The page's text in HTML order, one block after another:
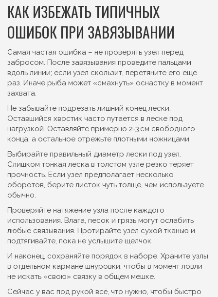
КАК ИЗБЕЖАТЬ ТИПИЧНЫХ
ОШИБОК ПРИ ЗАВЯЗЫВАНИИ
Самая частая ошибка – не проверять узел перед
забросом. После завязывания проведите пальцами
вдоль линии; если узел скользит, перетяните его еще
раз. Иначе рыба может «смахнуть» оснастку в момент
захвата.
Не забывайте подрезать лишний конец лески.
Оставшийся хвостик часто путается в леске под
нагрузкой. Оставляйте примерно 2‑3 см свободного
конца, а остальное отрежьте плотными ножницами.
Выбирайте правильный диаметр лески под узел.
Слишком тонкая леска в толстом узле резко теряет
прочность. Если узел предполагает несколько
оборотов, берите листок чуть толще, чем используете
обычно.
Проверяйте натяжение узла после каждого
использования. Влага, песок и грязь могут ослабить
любые связывания. Протирайте узел сухой тканью и
подтягивайте, пока не услышите щелчок.
И наконец, сохраняйте порядок в наборе. Храните узлы
в отдельном кармане шнуровки, чтобы в момент ловли
не искать «свою» связку в общем мешке.
Сейчас у вас под рукой всё, что нужно, чтобы быстро